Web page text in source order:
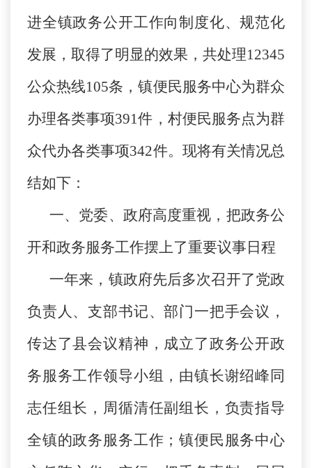
进全镇政务公开工作向制度化、规范化
发展，取得了明显的效果，共处理12345
公众热线105条，镇便民服务中心为群众
办理各类事项391件，村便民服务点为群
众代办各类事项342件。现将有关情况总
结如下：
一、党委、政府高度重视，把政务公
开和政务服务工作摆上了重要议事日程
一年来，镇政府先后多次召开了党政
负责人、支部书记、部门一把手会议，
传达了县会议精神，成立了政务公开政
务服务工作领导小组，由镇长谢绍峰同
志任组长，周循清任副组长，负责指导
全镇的政务服务工作；镇便民服务中心